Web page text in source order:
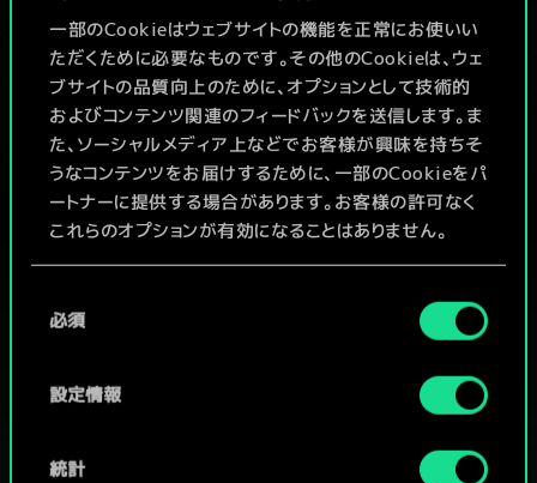
一部のCookieはウェブサイトの機能を正常にお使いい
ただくために必要なものです。その他のCookieは、ウェ
ブサイトの品質向上のために、オプションとして技術的
およびコンテンツ関連のフィードバックを送信します。ま
た、ソーシャルメディア上などでお客様が興味を持ちそ
うなコンテンツをお届けするために、一部のCookieをパ
ートナーに提供する場合があります。お客様の許可なく
これらのオプションが有効になることはありません。
詳細は、下記の「設定」メニューでご確認ください。
必須
設定情報
統計
4 4 バン・アルドの学生 x2
4 4 アレトゥーザの学生 x2